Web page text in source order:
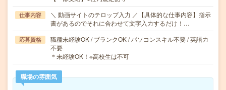
仕事内容
＼ 動画サイトのテロップ入力 ／【具体的な仕事内容】指示
書があるのでそれに合わせて文字入力するだけ！…
応募資格
職種未経験OK / ブランクOK / パソコンスキル不要 / 英語力
不要
＊未経験OK！※高校生は不可
職場の雰囲気